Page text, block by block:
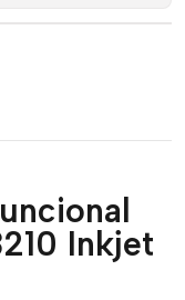
Inkjet